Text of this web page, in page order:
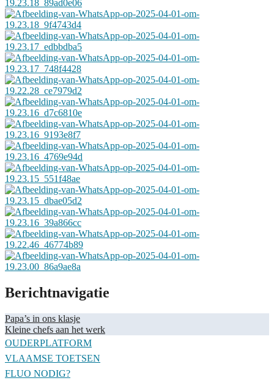
Berichtnavigatie
Papa’s in ons klasje
Kleine chefs aan het werk
OUDERPLATFORM
VLAAMSE TOETSEN
FLUO NODIG?